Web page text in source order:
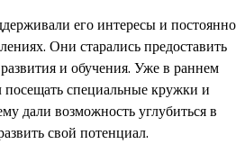
его интересы и постоянно
Они старались предоставить
и обучения. Уже в раннем
посещать специальные кружки и
дали возможность углубиться в
свой потенциал.